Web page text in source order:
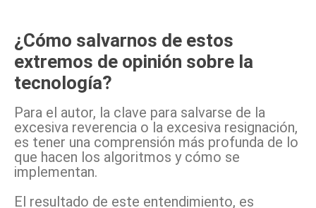
¿Cómo salvarnos de estos
extremos de opinión sobre la
tecnología?
Para el autor, la clave para salvarse de la
excesiva reverencia o la excesiva resignación,
es tener una comprensión más profunda de lo
que hacen los algoritmos y cómo se
implementan.
El resultado de este entendimiento, es